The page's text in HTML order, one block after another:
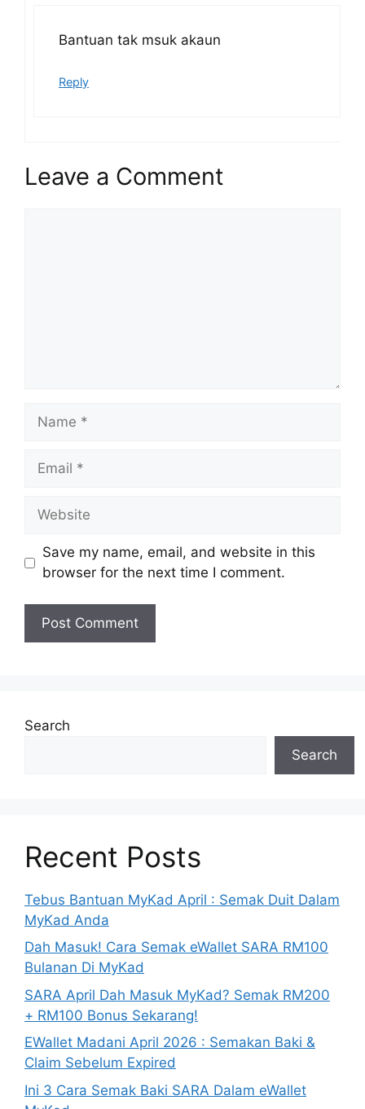
Bantuan tak msuk akaun
Reply
Leave a Comment
Name
Email
Website
Save my name, email, and website in this
browser for the next time I comment.
Search
Search
Recent Posts
Tebus Bantuan MyKad April : Semak Duit Dalam
MyKad Anda
Dah Masuk! Cara Semak eWallet SARA RM100
Bulanan Di MyKad
SARA April Dah Masuk MyKad? Semak RM200
+ RM100 Bonus Sekarang!
EWallet Madani April 2026 : Semakan Baki &
Claim Sebelum Expired
Ini 3 Cara Semak Baki SARA Dalam eWallet